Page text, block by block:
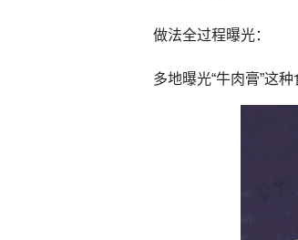
做法全过程曝光：
多地曝光“牛肉膏”这